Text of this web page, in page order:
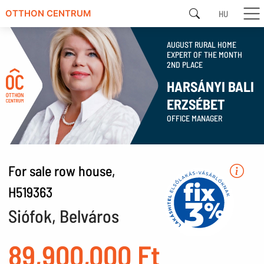
OTTHON CENTRUM HU
AUGUST RURAL HOME
EXPERT OF THE MONTH
2ND PLACE
HARSÁNYI BALI
ERZSÉBET
OFFICE MANAGER
For sale row house,
H519363
Siófok, Belváros
89,900,000 Ft